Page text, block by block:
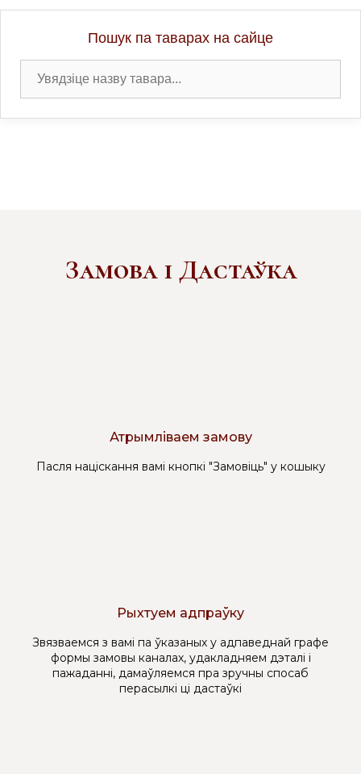
Пошук па таварах на сайце
Замова і Дастаўка
Атрымліваем замову
Пасля націскання вамі кнопкі "Замовіць" у кошыку
Рыхтуем адпраўку
Звязваемся з вамі па ўказаных у адпаведнай графе
формы замовы каналах, удакладняем дэталі і
пажаданні, дамаўляемся пра зручны спосаб
перасылкі ці дастаўкі